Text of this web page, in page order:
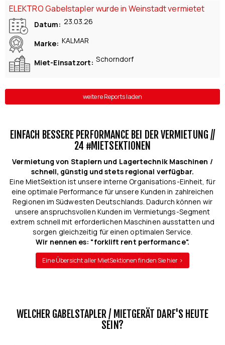
ELEKTRO Gabelstapler wurde in Weinstadt vermietet
Datum 23.03.26
Marke KALMAR
Miet-Einsatzort Schorndorf
weitere Reports laden
EINFACH BESSERE PERFORMANCE BEI DER VERMIETUNG //
24 #MIETSEKTIONEN
Vermietung von Staplern und Lagertechnik Maschinen /
schnell, günstig und stets regional verfügbar.
Eine MietSektion ist unsere interne Organisations-Einheit, für
eine optimale Performance für unsere Kunden in zahlreichen
Regionen im Südwesten Deutschlands. Dadurch können wir
unsere anspruchsvollen Kunden im Vermietungs-Segment
extrem schnell mit erforderlichen Maschinen ausstatten und
sorgen gleichzeitig für einen optimalen Service.
Wir nennen es: "forklift rent performance".
Eine Übersicht aller MietSektionen finden Sie hier >
WELCHER GABELSTAPLER / MIETGERÄT DARF'S HEUTE
SEIN?